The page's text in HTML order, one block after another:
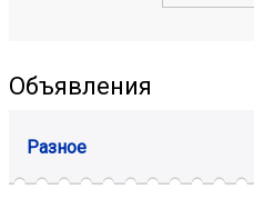
Объявления
Разное